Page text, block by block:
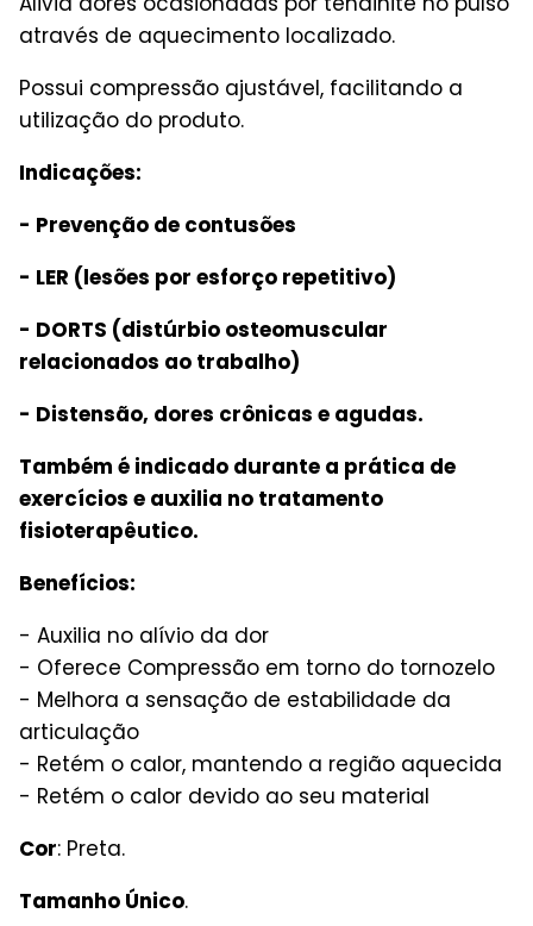
através de aquecimento localizado.
Possui compressão ajustável, facilitando a
utilização do produto.
Indicações:
- Prevenção de contusões
- LER (lesões por esforço repetitivo)
- DORTS (distúrbio osteomuscular
relacionados ao trabalho)
- Distensão, dores crônicas e agudas.
Também é indicado durante a prática de
exercícios e auxilia no tratamento
fisioterapêutico.
Benefícios:
- Auxilia no alívio da dor
- Oferece Compressão em torno do tornozelo
- Melhora a sensação de estabilidade da
articulação
- Retém o calor, mantendo a região aquecida
- Retém o calor devido ao seu material
Cor: Preta.
Tamanho Único.